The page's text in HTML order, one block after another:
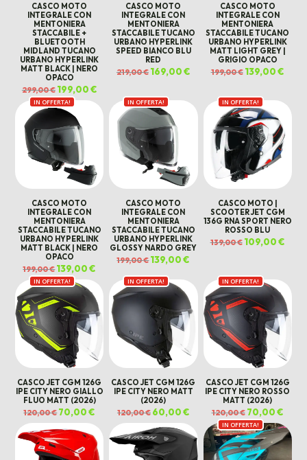
CASCO MOTO
INTEGRALE CON
MENTONIERA
STACCABILE +
BLUETOOTH
MIDLAND TUCANO
URBANO HYPERLINK
MATT BLACK | NERO
OPACO
299,00€ Il
prezzo
originale
era:
299,00 €.
199,00€Il
prezzo
attuale
è:
199,00 €.
CASCO MOTO
INTEGRALE CON
MENTONIERA
STACCABILE TUCANO
URBANO HYPERLINK
SPEED BIANCO BLU
RED
219,00€ Il
prezzo
219,00 €.
169,00€Il
prezzo
169,00 €.
CASCO MOTO
INTEGRALE CON
MENTONIERA
STACCABILE TUCANO
URBANO HYPERLINK
MATT LIGHT GREY |
GRIGIO OPACO
199,00€ Il
prezzo
199,00 €.
139,00€Il
IN OFFERTA!
CASCO MOTO
INTEGRALE CON
MENTONIERA
STACCABILE TUCANO
URBANO HYPERLINK
MATT BLACK | NERO
OPACO
199,00€Il
prezzo
originale
era:
199,00 €.
139,00€
prezzo
attuale
è:
139,00 €.
IN OFFERTA!
CASCO MOTO
INTEGRALE CON
MENTONIERA
STACCABILE TUCANO
URBANO HYPERLINK
GLOSSY NARDO GREY
199,00€Il
prezzo
era:
199,00 €.
139,00€
139,00 €.
IN OFFERTA!
CASCO MOTO |
SCOOTER JET CGM
136G RNA SPORT NERO
ROSSO BLU
139,00€ Il
prezzo
109,00€Il
IN OFFERTA!
CASCO JET CGM 126G
IPE CITY NERO GIALLO
FLUO MATT (2026)
120,00€Il
prezzo
originale
era:
120,00 €.
70,00€
prezzo
attuale
è:
70,00 €.
IN OFFERTA!
CASCO JET CGM 126G
IPE CITY NERO MATT
(2026)
120,00€ Il
prezzo
originale
era:
120,00 €.
60,00€Il
prezzo
attuale
è:
60,00 €.
IN OFFERTA!
CASCO JET CGM 126G
IPE CITY NERO ROSSO
MATT (2026)
120,00€ Il
prezzo
originale
era:
120,00 €.
70,00€Il
è:
70,00
IN OFFERTA!